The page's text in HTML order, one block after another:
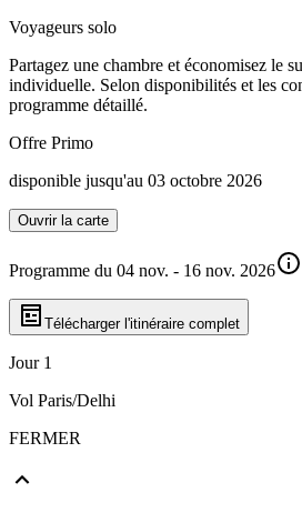
Voyageurs solo
Partagez une chambre et économisez le
individuelle. Selon disponibilités et les
programme détaillé.
Offre Primo
disponible jusqu'au 03 octobre 2026
Ouvrir la carte
Programme du 04 nov. - 16 nov. 2026
Télécharger l'itinéraire complet
Jour 1
Vol Paris/Delhi
FERMER